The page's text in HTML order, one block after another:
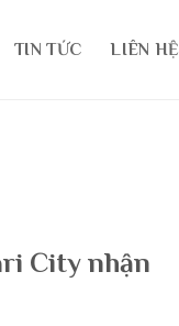
TIN TỨC LIÊN HỆ
City nhận